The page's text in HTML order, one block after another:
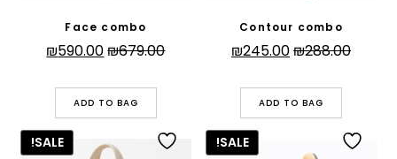
Contour combo
₪288.00
המחיר
היה:
₪288.00.
₪245.00 המחיר
ADD TO BAG
Face combo
₪679.00
המחיר
היה:
₪679.00.
₪590.00 המחיר
ADD TO BAG
SALE!
SALE!